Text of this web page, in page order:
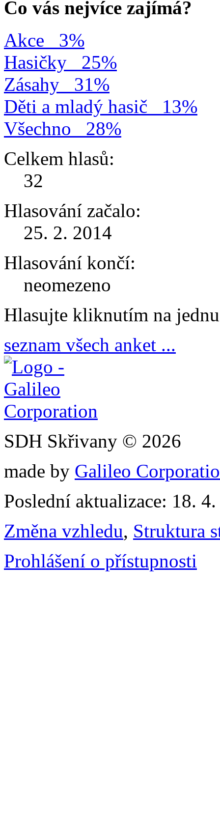
Co vás nejvíce zajímá?
Akce
3%
Hasičky
25%
Zásahy
31%
Děti a mladý hasič
13%
Všechno
28%
Celkem hlasů:
32
Hlasování začalo:
25. 2. 2014
Hlasování končí:
neomezeno
Hlasujte kliknutím na
seznam všech anket ...
SDH Skřivany © 2026
made by Galileo
Poslední aktualizace: 18.
Změna vzhledu, Struktura
Prohlášení o přístupnosti